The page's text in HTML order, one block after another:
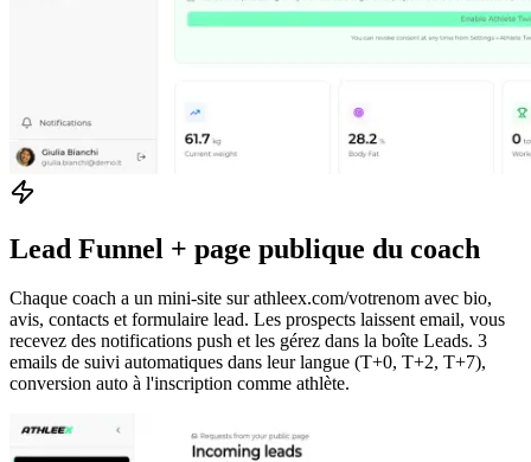
Lead Funnel + page publique du coach
Chaque coach a un mini-site sur athleex.com/votrenom avec bio,
avis, contacts et formulaire lead. Les prospects laissent email, vous
recevez des notifications push et les gérez dans la boîte Leads. 3
emails de suivi automatiques dans leur langue (T+0, T+2, T+7),
conversion auto à l'inscription comme athlète.